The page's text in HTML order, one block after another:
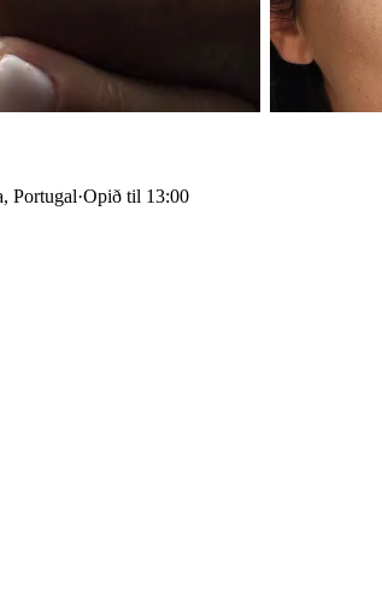
Portugal·Opið til 13:00